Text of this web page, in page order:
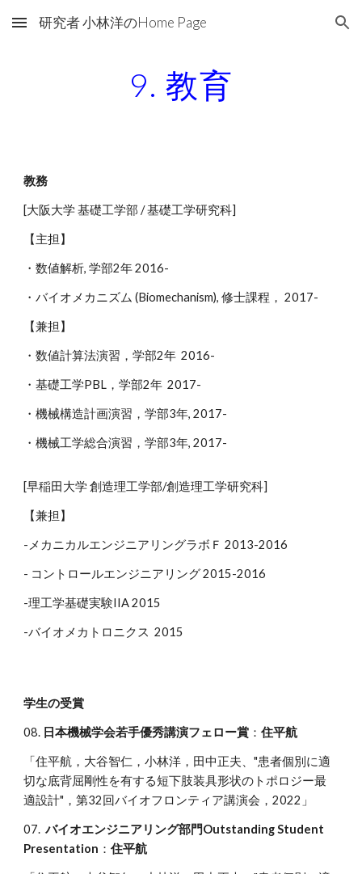
Skip to main content Skip to navigation
研究者 小林洋のHome Page
9. 教育
教務
[大阪大学 基礎工学部 / 基礎工学研究科]
【主担】
・数値解析, 学部2年 2016-
・バイオメカニズム (Biomechanism), 修士課程， 2017-
【兼担】
・数値計算法演習，学部2年 2016-
・基礎工学PBL，学部2年 2017-
・機械構造計画演習，学部3年, 2017-
・機械工学総合演習，学部3年, 2017-
[早稲田大学 創造理工学部/創造理工学研究科]
【兼担】
-メカニカルエンジニアリングラボＦ 2013-2016
- コントロールエンジニアリング 2015-2016
-理工学基礎実験IIA 2015
-バイオメカトロニクス 2015
学生の受賞
08. 日本機械学会若手優秀講演フェロー賞 ：住平航
「住平航，大谷智仁，小林洋，田中正夫、"患者個別に適
切な底背屈剛性を有する短下肢装具形状のトポロジー最
適設計"，第32回バイオフロンティア講演会，2022」
07.バイオエンジニアリング部門Outstanding Student
Presentation ：住平航